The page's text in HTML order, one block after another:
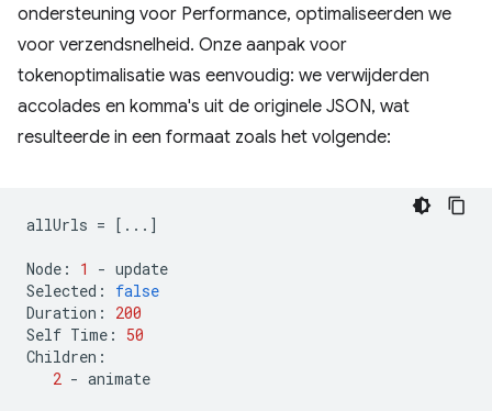
ondersteuning voor Performance, optimaliseerden we
voor verzendsnelheid. Onze aanpak voor
tokenoptimalisatie was eenvoudig: we verwijderden
accolades en komma's uit de originele JSON, wat
resulteerde in een formaat zoals het volgende:
allUrls = [...]
Node : 1 - update
Selected :
false
Duration :
200
Self Time :
50
Children :
2 - animate